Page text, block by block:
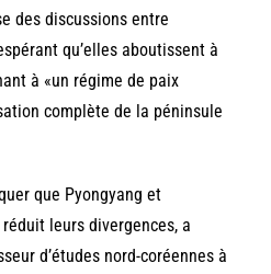
des discussions entre
qu’elles aboutissent à
à «un régime de paix
complète de la péninsule
que Pyongyang et
leurs divergences, a
d’études nord-coréennes à